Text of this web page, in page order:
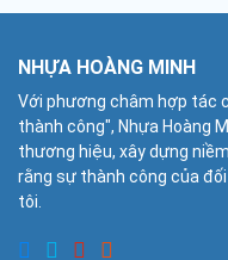
NHỰA HOÀNG MINH
Với phương châm hợp tác
thành công", Nhựa Hoàng
thương hiệu, xây dựng
rằng sự thành công của
tôi.